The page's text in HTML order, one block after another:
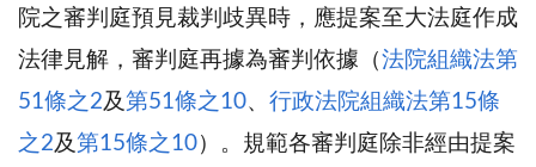
院之審判庭預見裁判歧異時，應提案至大法庭作成
法律見解，審判庭再據為審判依據（法院組織法第
51條之2及第51條之10、 行政法院組織法第15條
之2及第15條之10）。規範各審判庭除非經由提案